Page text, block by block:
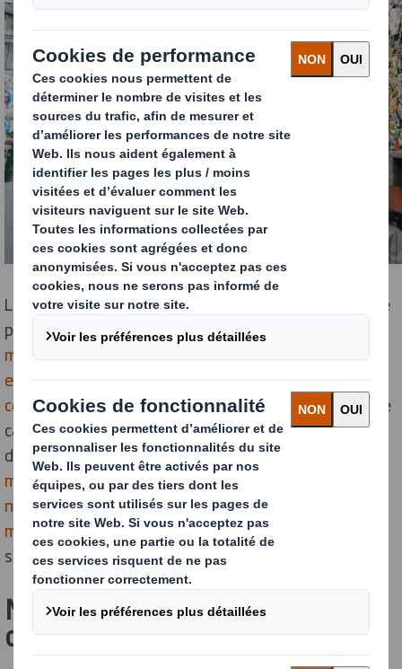
Le carton s’impose comme un matériau incontournable
pour l’emballage des produits. En 2019,
millions de tonnes de carton ondulé ont été produites
en France.Saconsommation a été multipliée par sept
ces dernières décennies.Solide, efficace, écologique, le
carton cumule les atouts. Il fait aujourd’hui partie des
déchets les plus recyclés en France : en 2017,
millions de tonnes ont été collectées
nouveaux cartons produits sont fabriqués à partir de
matériaux recyclés.Découvrez tout ce qu’il faut savoir
sur lerecyclage du carton
Mais alors le carton… qu’est-ce
donc ?